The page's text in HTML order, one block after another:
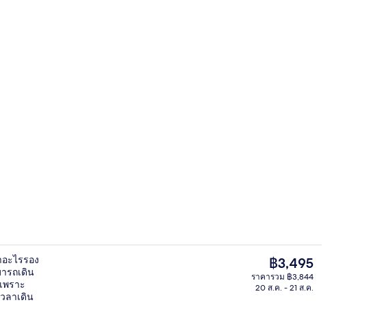
บริการอาหารเช้าและอาหารกลางวัน
ะไรรอง
รถเดิน
พราะ
ลาเดิน
ราคา
ปัจจุบัน
฿3,495
฿3,495
ราคารวม ฿3,844
20 ส.ค. - 21 ส.ค.